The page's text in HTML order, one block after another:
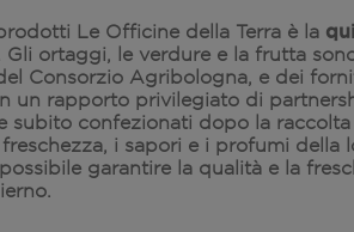
Le Officine della Terra è la
Gli ortaggi, le verdure e la frutta
Consorzio Agribologna, e dei
un rapporto privilegiato di
subito confezionati dopo la raccolta
freschezza, i sapori e i profumi della
garantire la qualità e la